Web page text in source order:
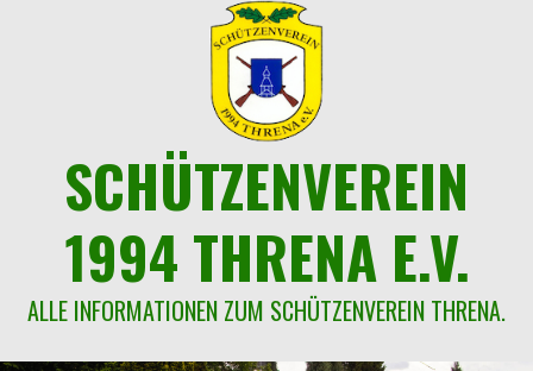
SCHÜTZENVEREIN
1994 THRENA E.V.
ALLE INFORMATIONEN ZUM SCHÜTZENVEREIN THRENA.